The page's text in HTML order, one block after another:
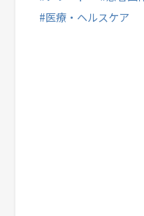
#医療・ヘルスケア